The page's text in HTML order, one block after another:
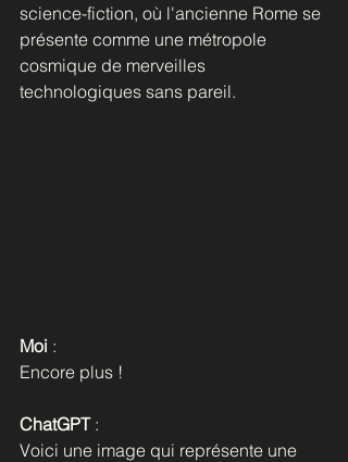
science-fiction, où l'ancienne Rome se
présente comme une métropole
cosmique de merveilles
technologiques sans pareil.
Moi :
Encore plus !
ChatGPT :
Voici une image qui représente une